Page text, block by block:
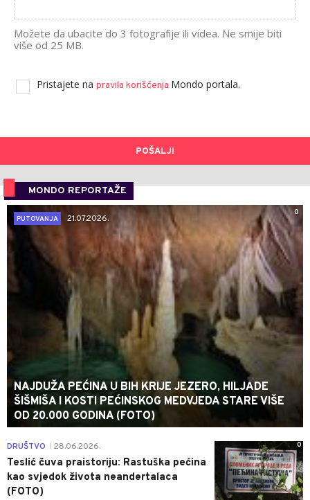
Možete da ubacite do 3 fotografije ili videa. Ne smije biti
više od 25 MB.
Pristajete na pravila korišćenja Mondo portala.
POŠALJI
MONDO REPORTAŽE
0
PUTOVANJA
21.07.2026.
NAJDUŽA PEĆINA U BIH KRIJE JEZERO, HILJADE
ŠIŠMIŠA I KOSTI PEĆINSKOG MEDVJEDA STARE VIŠE
OD 20.000 GODINA (FOTO)
0
DRUŠTVO 28.06.2026.
Teslić čuva praistoriju: Rastuška pećina
kao svjedok života neandertalaca
(FOTO)